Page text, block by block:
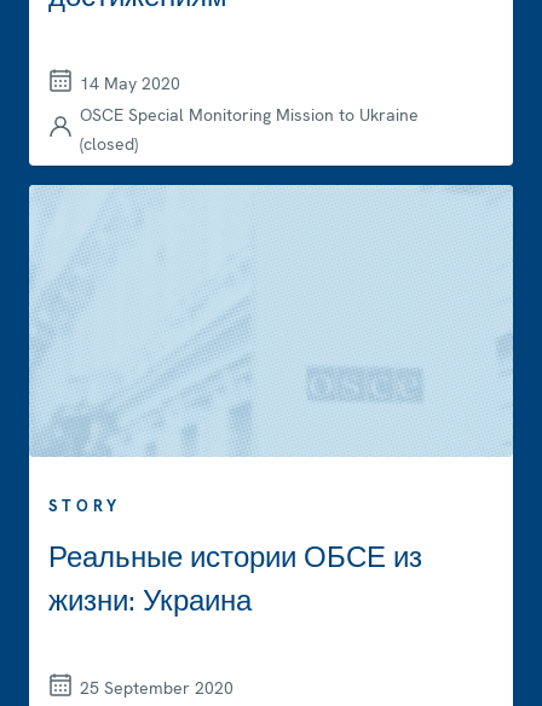
14 May 2020
OSCE Special Monitoring Mission to Ukraine
(closed)
STORY
Реальные истории ОБСЕ из
жизни: Украина
25 September 2020